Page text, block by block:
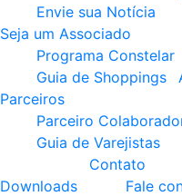
Envie sua Notícia
Seja um Associado
Programa Constelar
Guia de Shoppings
Parceiros
Parceiro
Guia de Varejistas
Downloads
Contato
Fale